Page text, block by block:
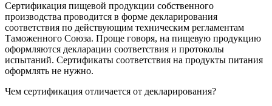
Сертификация пищевой продукции собственного
производства проводится в форме декларирования
соответствия по действующим техническим регламентам
Таможенного Союза. Проще говоря, на пищевую продукцию
оформляются декларации соответствия и протоколы
испытаний. Сертификаты соответствия на продукты питания
оформлять не нужно.
Чем сертификация отличается от декларирования?